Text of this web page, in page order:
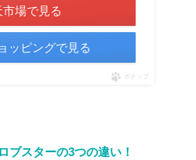
市場で見る
ッピングで見る
ポチップ
ブスターの3つの違い！